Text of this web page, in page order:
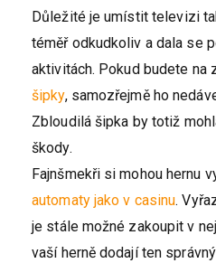
Důležité je umístit televizi
téměř odkudkoliv a dala se
aktivitách. Pokud budete na
šipky, samozřejmě ho
Zbloudilá šipka by totiž
škody.
Fajnšmekři si mohou hernu
automaty jako v casinu.
je stále možné zakoupit v
vaší herně dodají ten